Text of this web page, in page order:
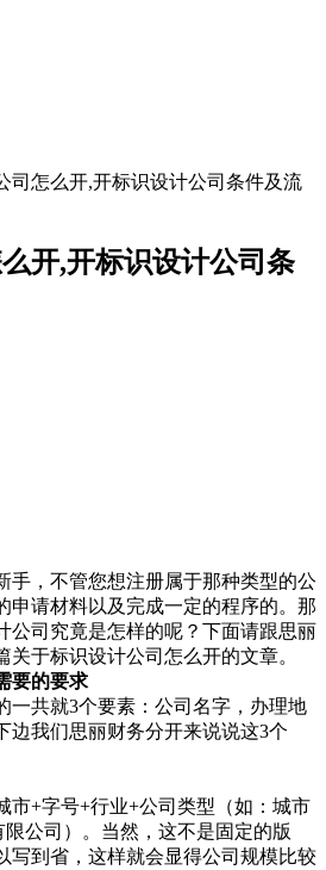
司怎么开,开标识设计公司条件及流
开,开标识设计公司条
手，不管您想注册属于那种类型的公
申请材料以及完成一定的程序的。那
公司究竟是怎样的呢？下面请跟思丽
关于标识设计公司怎么开的文章。
要的要求
一共就3个要素：公司名字，办理地
边我们思丽财务分开来说说这3个
市+字号+行业+公司类型（如：城市
公司）。当然，这不是固定的版
写到省，这样就会显得公司规模比较